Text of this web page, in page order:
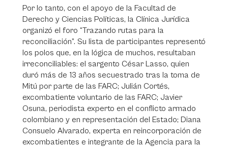
Por lo tanto, con el apoyo de la Facultad de
Derecho y Ciencias Políticas, la Clínica Jurídica
organizó el foro “Trazando rutas para la
reconciliación”. Su lista de participantes representó
los polos que, en la lógica de muchos, resultaban
irreconciliables: el sargento César Lasso, quien
duró más de 13 años secuestrado tras la toma de
Mitú por parte de las FARC; Julián Cortés,
excombatiente voluntario de las FARC; Javier
Osuna, periodista experto en el conflicto armado
colombiano y en representación del Estado; Diana
Consuelo Alvarado, experta en reincorporación de
excombatientes e integrante de la Agencia para la